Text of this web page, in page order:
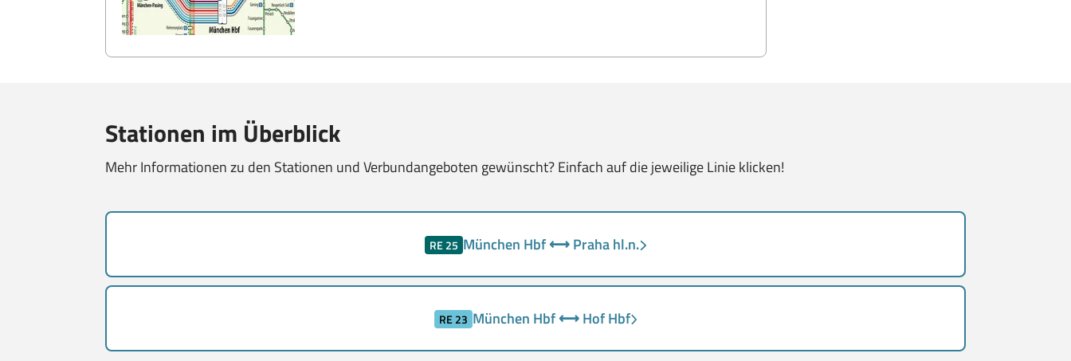
Stationen im Überblick
Mehr Informationen zu den Stationen undVerbundangeboten gewünscht? Einfach auf die jeweilige Linie klicken!
RE 25 München Hbf ⟷ Praha hl.n.
RE 23 München Hbf ⟷ Hof Hbf